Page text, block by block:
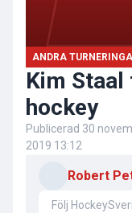
ANDRA
Kim
hockey
Publicerad 30
2019 13:12
Robert
Följ